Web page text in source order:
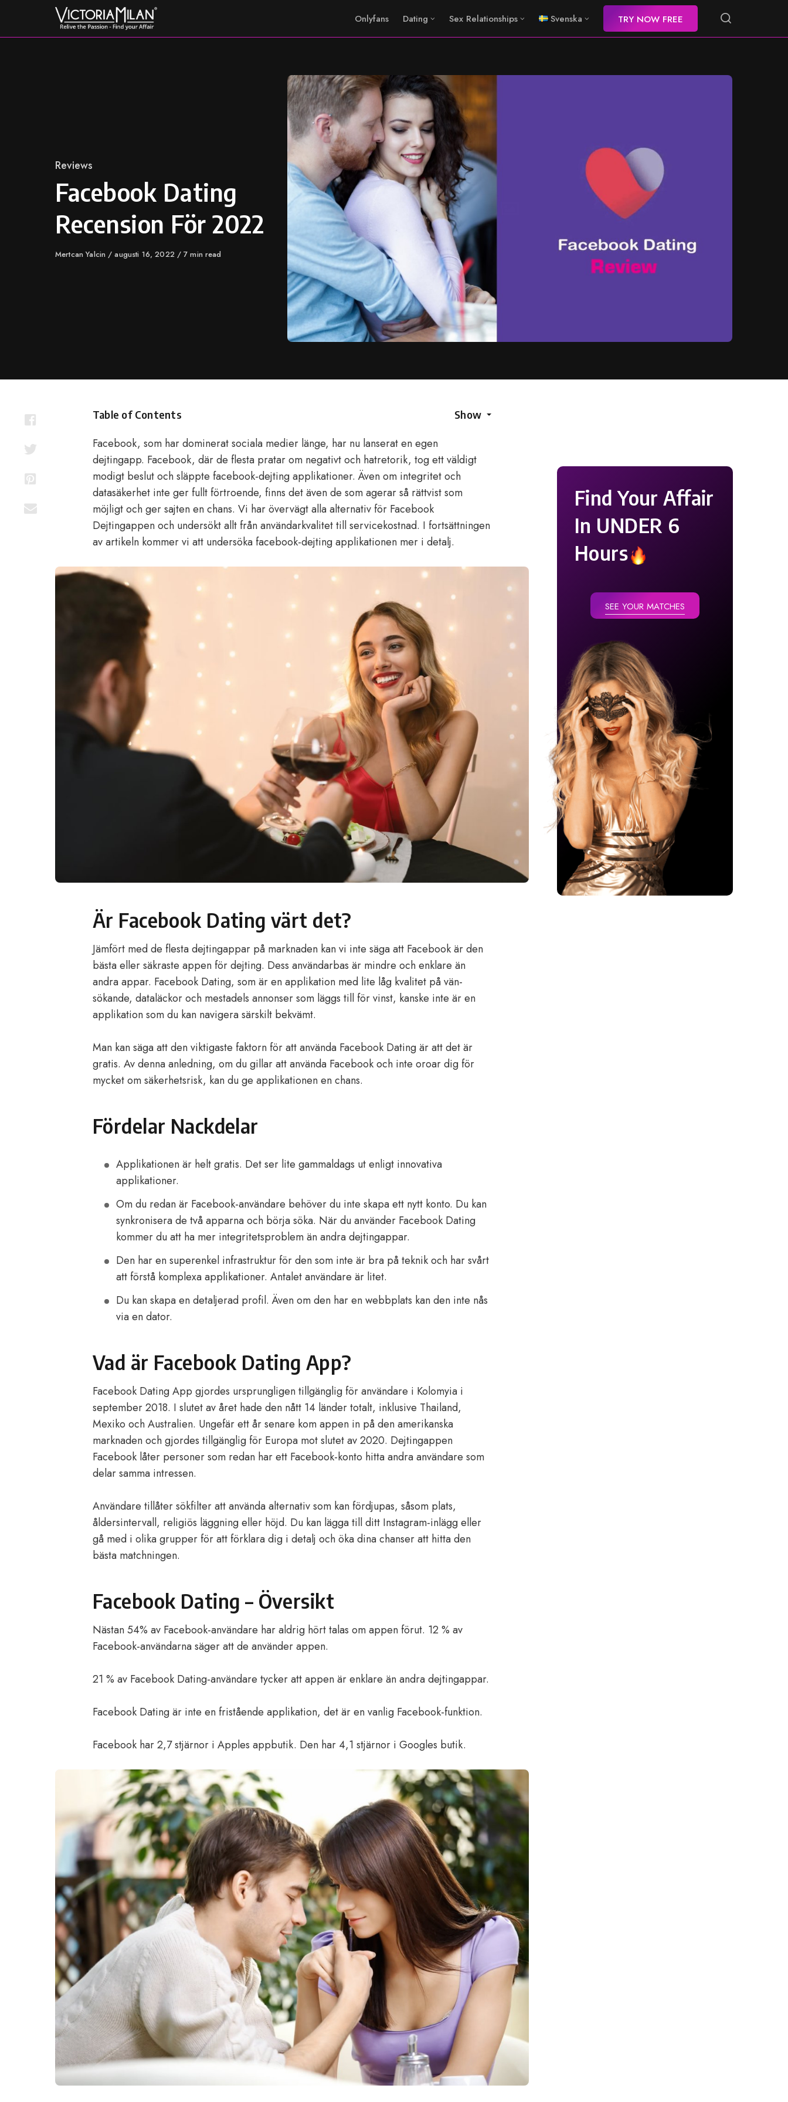
content
Onlyfans Dating Sex Relationships Svenska TRY NOW FREE
Category
Reviews
Facebook Dating
Recension För 2022
Author
Mertcan Yalcin
Published
augusti 16, 2022 7 min read
Table of Contents Show
Facebook, som har dominerat sociala medier länge, har nu lanserat en egen
dejtingapp. Facebook, där de flesta pratar om negativt och hatretorik, tog ett väldigt
modigt beslut och släppte facebook-dejting applikationer. Även om integritet och
datasäkerhet inte ger fullt förtroende, finns det även de som agerar så rättvist som
möjligt och ger sajten en chans. Vi har övervägt alla alternativ för Facebook
Dejtingappen och undersökt allt från användarkvalitet till servicekostnad. I fortsättningen
av artikeln kommer vi att undersöka facebook-dejting applikationen mer i detalj.
Är Facebook Dating värt det?
Jämfört med de flesta dejtingappar på marknaden kan vi inte säga att Facebook är den
bästa eller säkraste appen för dejting. Dess användarbas är mindre och enklare än
andra appar. Facebook Dating, som är en applikation med lite låg kvalitet på vän-
sökande, dataläckor och mestadels annonser som läggs till för vinst, kanske inte är en
applikation som du kan navigera särskilt bekvämt.
Man kan säga att den viktigaste faktorn för att använda Facebook Dating är att det är
gratis. Av denna anledning, om du gillar att använda Facebook och inte oroar dig för
mycket om säkerhetsrisk, kan du ge applikationen en chans.
Fördelar Nackdelar
Applikationen är helt gratis. Det ser lite gammaldags ut enligt innovativa
applikationer.
Om du redan är Facebook-användare behöver du inte skapa ett nytt konto. Du kan
synkronisera de två apparna och börja söka. När du använder Facebook Dating
kommer du att ha mer integritetsproblem än andra dejtingappar.
Den har en superenkel infrastruktur för den som inte är bra på teknik och har svårt
att förstå komplexa applikationer. Antalet användare är litet.
Du kan skapa en detaljerad profil. Även om den har en webbplats kan den inte nås
via en dator.
Vad är Facebook Dating App?
Facebook Dating App gjordes ursprungligen tillgänglig för användare i Kolomyia i
september 2018. I slutet av året hade den nått 14 länder totalt, inklusive Thailand,
Mexiko och Australien. Ungefär ett år senare kom appen in på den amerikanska
marknaden och gjordes tillgänglig för Europa mot slutet av 2020. Dejtingappen
Facebook låter personer som redan har ett Facebook-konto hitta andra användare som
delar samma intressen.
Användare tillåter sökfilter att använda alternativ som kan fördjupas, såsom plats,
åldersintervall, religiös läggning eller höjd. Du kan lägga till ditt Instagram-inlägg eller
gå med i olika grupper för att förklara dig i detalj och öka dina chanser att hitta den
bästa matchningen.
Facebook Dating – Översikt
Nästan 54% av Facebook-användare har aldrig hört talas om appen förut. 12 % av
Facebook-användarna säger att de använder appen.
21 % av Facebook Dating-användare tycker att appen är enklare än andra dejtingappar.
Facebook Dating är inte en fristående applikation, det är en vanlig Facebook-funktion.
Facebook har 2,7 stjärnor i Apples appbutik. Den har 4,1 stjärnor i Googles butik.
Find Your Affair
In UNDER 6
Hours
SEE YOUR MATCHES